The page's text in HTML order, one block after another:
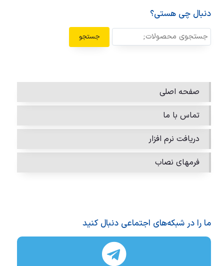
دنبال چی هستی؟
جستجو
صفحه اصلی
تماس با ما
دریافت نرم افزار
فرمهای نصاب
ما را در شبکه‌های اجتماعی دنبال کنید